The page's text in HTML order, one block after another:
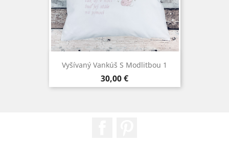
Vyšívaný Vankúš S Modlitbou 1
Cena
30,00 €